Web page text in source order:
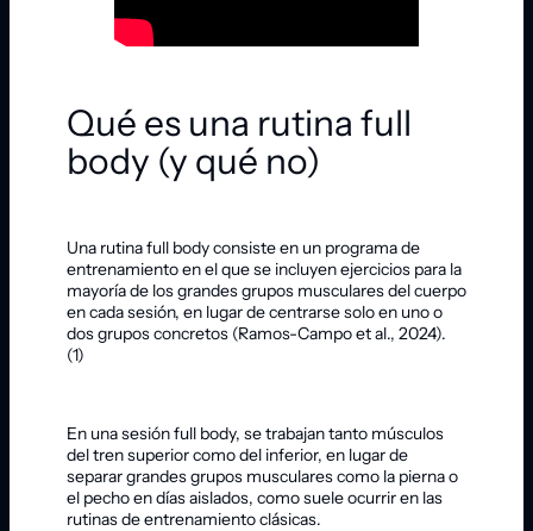
Qué es una rutina full
body (y qué no)
Una rutina full body consiste en un programa de
entrenamiento en el que se incluyen ejercicios para la
mayoría de los grandes grupos musculares del cuerpo
en cada sesión, en lugar de centrarse solo en uno o
dos grupos concretos (Ramos-Campo et al., 2024).
(1)
En una sesión full body, se trabajan tanto músculos
del tren superior como del inferior, en lugar de
separar grandes grupos musculares como la pierna o
el pecho en días aislados, como suele ocurrir en las
rutinas de entrenamiento clásicas.